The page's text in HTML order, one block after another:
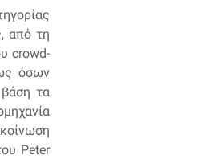
από τη
crowd-
όσων
τα
Peter